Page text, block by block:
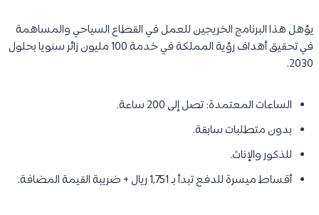
يؤهل هذا البرنامج الخريجين للعمل في القطاع السياحي والمساهمة
في تحقيق أهداف رؤية المملكة في خدمة 100 مليون زائر سنويا بحلول
2030.
الساعات المعتمدة: تصل إلى 200 ساعة.
بدون متطلبات سابقة.
للذكور والإناث.
أقساط ميسرة للدفع تبدأ بـ 1,751 ريال + ضريبة القيمة المضافة.